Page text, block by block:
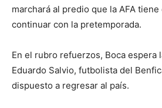
marchará al predio que la AFA tiene
continuar con la pretemporada.
En el rubro refuerzos, Boca espera
Eduardo Salvio, futbolista del
dispuesto a regresar al país.